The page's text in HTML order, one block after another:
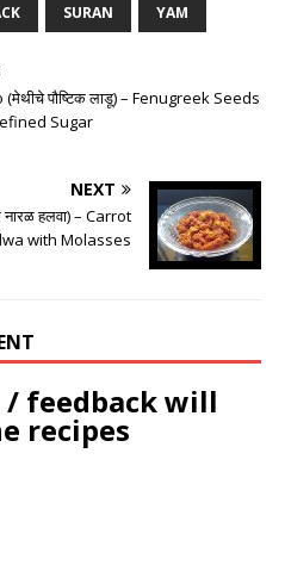
SURAN YAM
पौष्टिक लाडू) – Fenugreek Seeds
Sugar
NEXT
हलवा) – Carrot
with Molasses
feedback will
recipes